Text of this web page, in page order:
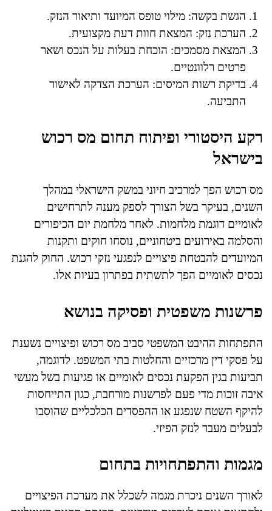
הגשת בקשה: מילוי טופס המיועד ותיאור הנזק.
הערכת נזק: המצאת חוות דעת מקצועית.
המצאת מסמכים: הוכחת בעלות על הנכס ושאר
פרטים רלוונטיים.
בדיקת רשות המיסים: הערכת הצדקה לאישור
התביעה.
רקע היסטורי ופיתוח תחום מס רכוש
בישראל
מס רכוש הפך למרכיב חיוני במשק הישראלי במהלך
השנים, בעיקר בשל הצורך לספק מענה לתרחישים
לאומיים דוגמת מלחמות. לאחר מלחמת יום הכיפורים
והסלמה באירועים ביטחוניים, נוסחו חוקים ותקנות
המיועדים להבטחת פיצויים לנפגעי נזקי רכוש. החוק להגנת
נכסים לאומיים הפך לתשתית בפתרון בעיות אלו.
פרשנות משפטית ופסיקה בנושא
התפתחות ההיבט המשפטי סביב מס רכוש ופיצויים נשענת
על פסקי דין מרכזיים והחלטות בתי המשפט. לדוגמה,
תביעות בגין הפקעת נכסים לאומיים או פגיעות בשל מעשי
איבה זוכות מדי פעם לפרשנות מורחבת, כגון התייחסות
להיקף השטח שנפגע או ההפסדים הכלכליים שהוסבו
לבעלים מעבר לנזק הפיזי.
מגמות והתפתחויות בתחום
לאורך השנים ניכרת מגמה לשכלל את מערכת הפיצויים